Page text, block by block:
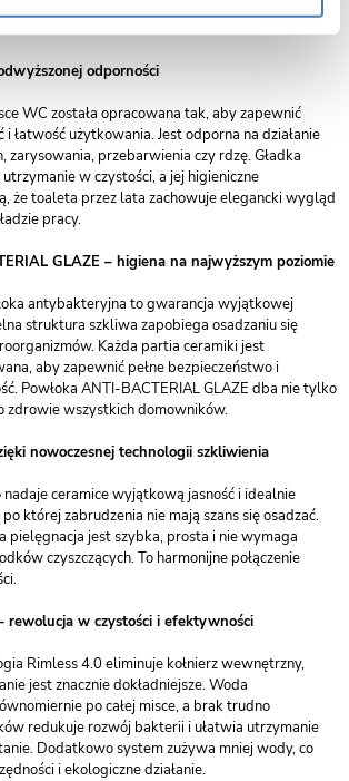
odporności
WC została opracowana tak, aby zapewnić
i łatwość użytkowania. Jest odporna na działanie
zarysowania, przebarwienia czy rdzę. Gładka
w czystości, a jej higieniczne
że toaleta przez lata zachowuje elegancki wygląd
pracy.
GLAZE – higiena na najwyższym poziomie
antybakteryjna to gwarancja wyjątkowej
struktura szkliwa zapobiega osadzaniu się
Każda partia ceramiki jest
aby zapewnić pełne bezpieczeństwo i
Powłoka ANTI-BACTERIAL GLAZE dba nie tylko
zdrowie wszystkich domowników.
nowoczesnej technologii szkliwienia
ceramice wyjątkową jasność i idealnie
której zabrudzenia nie mają szans się osadzać.
pielęgnacja jest szybka, prosta i nie wymaga
czyszczących. To harmonijne połączenie
rewolucja w czystości i efektywności
Rimless 4.0 eliminuje kołnierz wewnętrzny,
jest znacznie dokładniejsze. Woda
po całej misce, a brak trudno
redukuje rozwój bakterii i ułatwia utrzymanie
Dodatkowo system zużywa mniej wody, co
i ekologiczne działanie.